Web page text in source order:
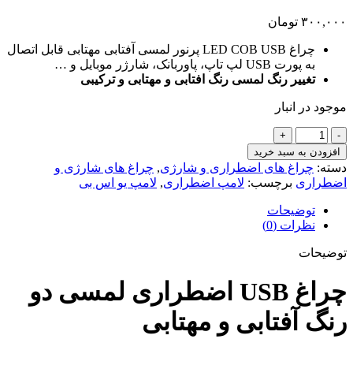
۳۰۰,۰۰۰ تومان
چراغ LED COB USB پرنور لمسی آفتابی مهتابی قابل اتصال
به پورت USB لپ تاپ، پاوربانک، شارژر موبایل و …
تغییر رنگ لمسی رنگ افتابی و مهتابی و ترکیبی
موجود در انبار
چراغ
USB
اضطراری
لمسی
دو
رنگ
آفتابی
مهتابی
افزودن به سبد خرید
دسته: چراغ های اضطراری و شارژی, چراغ های شارژی و
اضطراری برچسب: لامپ اضطراری, لامپ یو اس بی
توضیحات
نظرات (0)
توضیحات
چراغ USB اضطراری لمسی دو
رنگ آفتابی و مهتابی